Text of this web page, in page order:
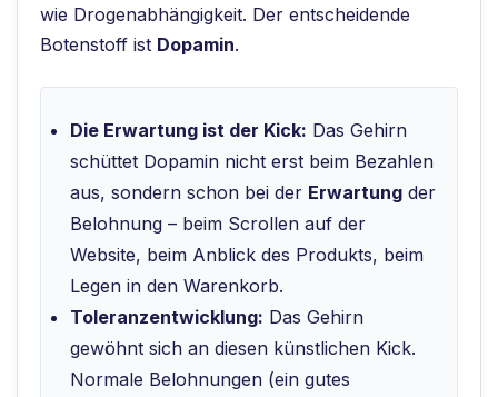
wie Drogenabhängigkeit. Der entscheidende
Botenstoff ist Dopamin.
Die Erwartung ist der Kick: Das Gehirn
schüttet Dopamin nicht erst beim Bezahlen
aus, sondern schon bei der Erwartungder
Belohnung – beim Scrollen auf der
Website, beim Anblick des Produkts, beim
Legen in den Warenkorb.
Toleranzentwicklung: Das Gehirn
gewöhnt sich an diesen künstlichen Kick.
Normale Belohnungen (ein gutes